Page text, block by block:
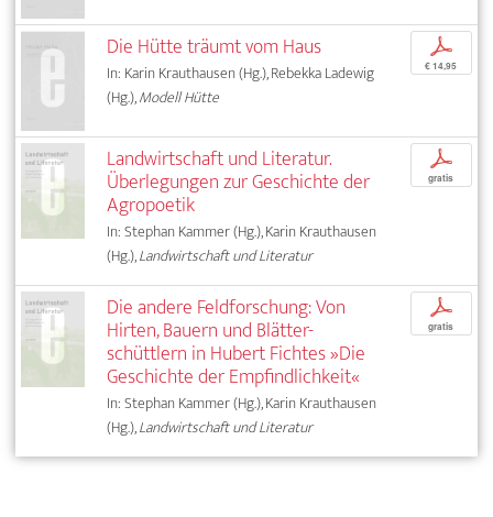
Die Hütte träumt vom Haus
In: Karin Krauthausen (Hg.), Rebekka Ladewig
(Hg.),Modell Hütte
p
€ 14,95
Landwirtschaft und Literatur.
Überlegungen zur Geschichte der
Agropoetik
In: Stephan Kammer (Hg.), Karin Krauthausen
(Hg.),Landwirtschaft und Literatur
p
gratis
Die andere Feldforschung: Von
Hirten, Bauern und Blätter­-
schüttlern in Hubert Fichtes »Die
Geschichte der Empfindlichkeit«
In: Stephan Kammer (Hg.), Karin Krauthausen
(Hg.),Landwirtschaft und Literatur
p
gratis